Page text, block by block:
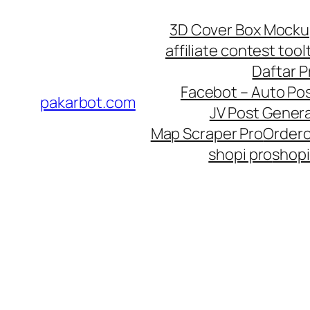
pakarbot.com
3D Cover Box
affiliate contest
Daftar
Facebot – Auto
JV Post
Map Scraper Pro
shopi pro